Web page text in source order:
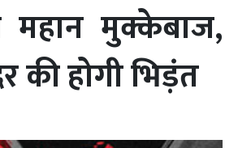
मुक्केबाज,
होगी भिड़ंत